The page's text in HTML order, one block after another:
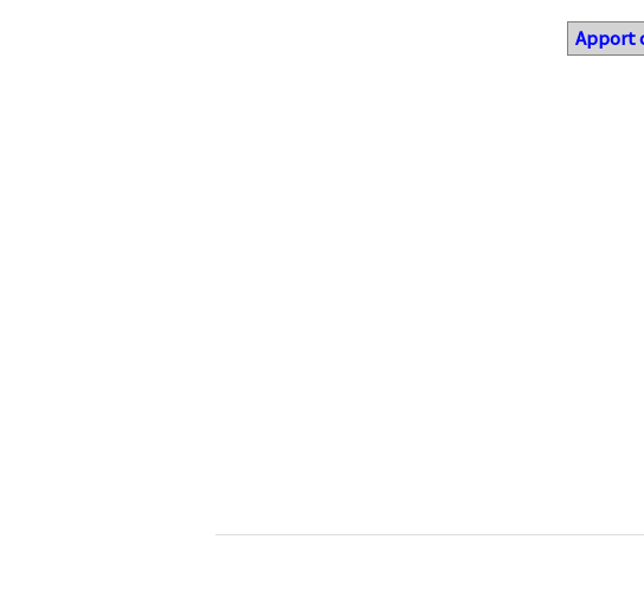
Apport